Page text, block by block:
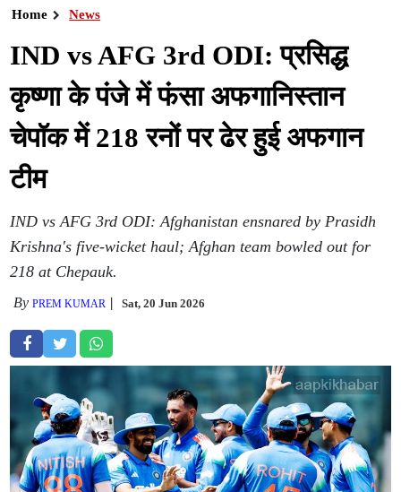
Home News
IND vs AFG 3rd ODI: प्रसिद्ध
कृष्णा के पंजे में फंसा अफगानिस्तान
चेपॉक में 218 रनों पर ढेर हुई अफगान
टीम
IND vs AFG 3rd ODI: Afghanistan ensnared by Prasidh
Krishna's five-wicket haul; Afghan team bowled out for
218 at Chepauk.
ByPREM KUMAR Sat, 20 Jun 2026